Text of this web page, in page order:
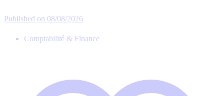
Published on 08/08/2026
Comptabilité & Finance